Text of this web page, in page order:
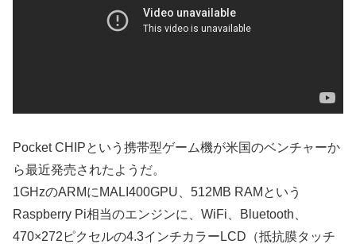
Pocket CHIPという携帯型ゲーム機が米国のベンチャーか
ら最近発売されたようだ。
1GHzのARMにMALI400GPU、512MB RAMという
Raspberry Pi相当のエンジンに、WiFi、Bluetooth、
470×272ピクセルの4.3インチカラーLCD（抵抗膜タッチ